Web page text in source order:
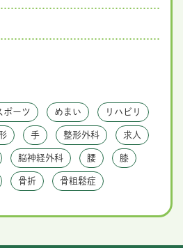
ポーツ めまい リハビリ
手 整形外科 求人
脳神経外科 腰 膝
骨折 骨粗鬆症